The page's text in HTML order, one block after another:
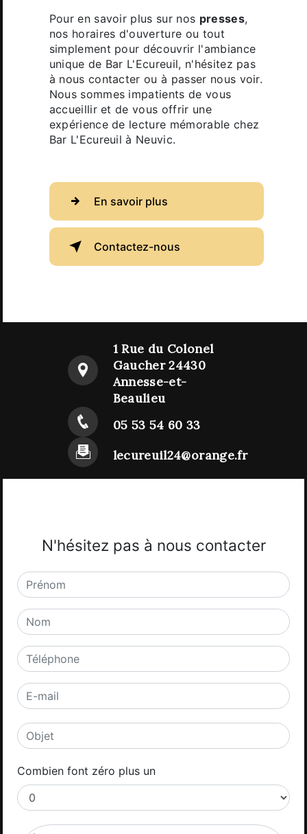
Pour en savoir plus sur nos presses,
nos horaires d'ouverture ou tout
simplement pour découvrir l'ambiance
unique de Bar L'Ecureuil, n'hésitez pas
à nous contacter ou à passer nous voir.
Nous sommes impatients de vous
accueillir et de vous offrir une
expérience de lecture mémorable chez
Bar L'Ecureuil à Neuvic.
En savoir plus
Contactez-nous
1 Rue du Colonel
Gaucher 24430
Annesse-et-
Beaulieu
05 53 54 60 33
lecureuil24@orange.fr
N'hésitez pas à nous contacter
Combien font zéro plus un